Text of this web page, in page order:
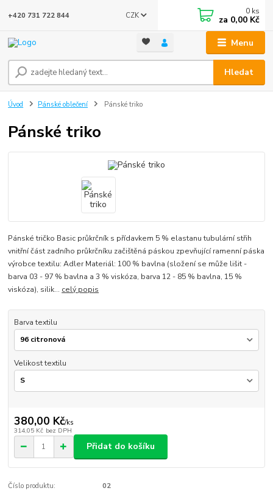
Menu
CZK
Hledat
+420 731 722 844 0 ks
za 0,00 Kč
Úvod Pánské oblečení Pánské triko
Pánské triko
Pánské tričko Basic průkrčník s přídavkem 5 % elastanu tubulární střih
vnitřní část zadního průkrčníku začištěná páskou zpevňující ramenní páska
výrobce textilu: Adler Materiál: 100 % bavlna (složení se může lišit -
barva 03 - 97 % bavlna a 3 % viskóza, barva 12 - 85 % bavlna, 15 %
viskóza), silik... celý popis
Barva textilu
Velikost textilu
380,00 Kč/ks
314,05 Kč bez DPH
Přidat do košíku
Číslo produktu: 02